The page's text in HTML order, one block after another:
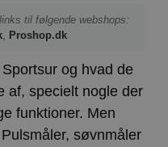
til følgende webshops:
Proshop.dk
og hvad de
af, specielt nogle der
funktioner. Men
søvnmåler